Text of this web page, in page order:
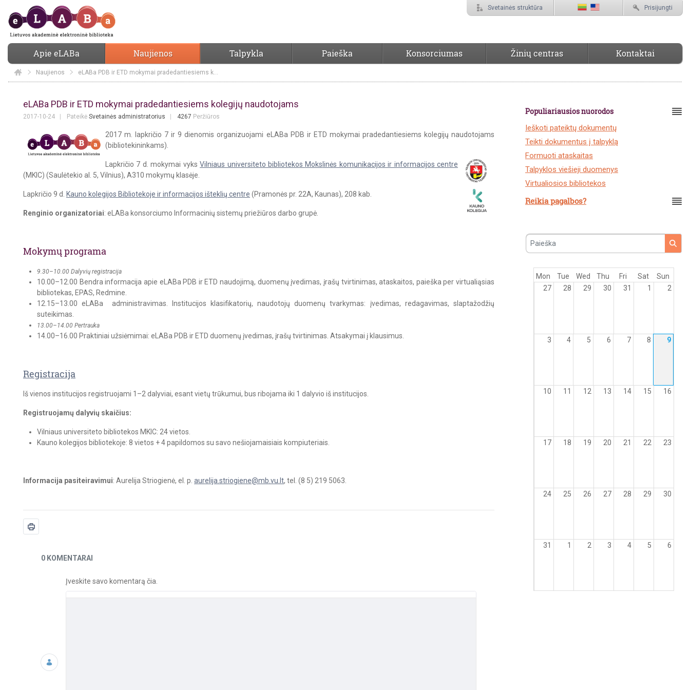
Svetainės struktūra Prisijungti
Apie eLABa Naujienos Talpykla Paieška Konsorciumas Žinių centras Kontaktai
Elaba
Naujienos eLABa PDB ir ETD mokymai pradedantiesiems kolegijų naudotojams
eLABa PDB ir ETD mokymai pradedantiesiems kolegijų naudotojams
2017-10-24 Pateikė Svetainės administratorius 4267 Peržiūros
2017 m. lapkričio 7 ir 9 dienomis organizuojami eLABa PDB ir ETD mokymai pradedantiesiems kolegijų naudotojams
(bibliotekininkams).
Lapkričio 7 d. mokymai vyksVilniaus universiteto bibliotekos Moks linės komunikacijos ir informacijos centre
(MKIC) (Saulėtekio al. 5, Vilnius), A310 mokymų klasėje.
Lapkričio 9 d. Kauno kolegijos Bibliotekoje ir informacijos išteklių centre (Pramonės pr. 22A, Kaunas), 208 kab.
Renginio organizatoriai: eLABa konsorciumo Informacinių sistemų priežiūros darbo grupė.
Mokymų programa
9.30–10.00 Dalyvių registracija
10.00–12.00 Bendra informacija apie eLABa PDB ir ETD naudojimą, duomenų įvedimas, įrašų tvirtinimas, ataskaitos, paieška per virtualiąsias
bibliotekas, EPAS, Redmine.
12.15–13.00 eLABa administravimas. Institucijos klasifikatorių, naudotojų duomenų tvarkymas: įvedimas, redagavimas, slaptažodžių
suteikimas.
13.00–14.00 Pertrauka
14.00–16.00 Praktiniai užsiėmimai: eLABa PDB ir ETD duomenų įvedimas, įrašų tvirtinimas. Atsakymai į klausimus.
Registracija
Iš vienos institucijos registruojami 1–2 dalyviai, esant vietų trūkumui, bus ribojama iki 1 dalyvio iš institucijos.
Registruojamų dalyvių skaičius:
Vilniaus universiteto bibliotekos MKIC: 24 vietos.
Kauno kolegijos bibliotekoje: 8 vietos + 4 papildomos su savo nešiojamaisiais kompiuteriais.
Informacija pasiteiravimui: Aurelija Striogienė, el. p. aurelija.striogiene@mb.vu.lt, tel. (8 5) 219 5063.
Naujienos
0 KOMENTARAI
Įveskite savo komentarą čia.
Populiariausios nuorodos
Ieškoti pateiktų dokumentų
Teikti dokumentus į talpyklą
Formuoti ataskaitas
Talpyklos viešieji duomenys
Virtualiosios bibliotekos
Reikia pagalbos?
Paieška
Mon Tue Wed Thu Fri Sat
Sun
27
28 29 30 31 1 2
3 4 5 6 7 8 9
10 11 12 13 14 15 16
17 18 19 20 21 22 23
24 25 26 27 28 29 30
31 1 2 3 4 5 6